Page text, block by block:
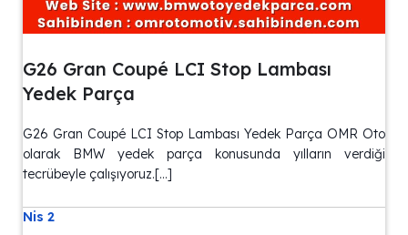
G26 Gran Coupé LCI Stop Lambası
Yedek Parça
G26 Gran Coupé LCI Stop Lambası Yedek Parça OMR Oto
olarak BMW yedek parça konusunda yılların verdiği
tecrübeyle çalışıyoruz.[…]
Nis 2